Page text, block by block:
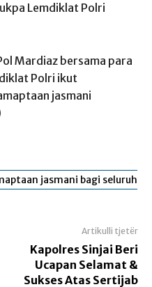
Lemdiklat Polri
Mardiaz bersama para
Polri ikut
jasmani
jasmani bagi seluruh
Artikulli tjetër
Kapolres Sinjai Beri
Ucapan Selamat &
Sukses Atas Sertijab